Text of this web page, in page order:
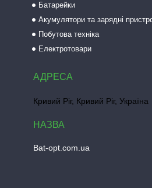
Батарейки
Акумулятори та зарядні
Побутова техніка
Електротовари
Кривий Ріг, Кривий Ріг, Україна
Bat-opt.com.ua